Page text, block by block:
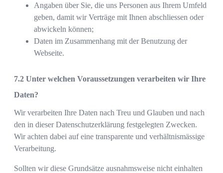
Angaben über Sie, die uns Personen aus Ihrem Umfeld
geben, damit wir Verträge mit Ihnen abschliessen oder
abwickeln können;
Daten im Zusammenhang mit der Benutzung der
Webseite.
Unter welchen Voraussetzungen verarbeiten wir Ihre
Daten?
Wir verarbeiten Ihre Daten nach Treu und Glauben und nach
den in dieser Datenschutzerklärung festgelegten Zwecken.
Wir achten dabei auf eine transparente und verhältnismässige
Verarbeitung.
Sollten wir diese Grundsätze ausnahmsweise nicht einhalten